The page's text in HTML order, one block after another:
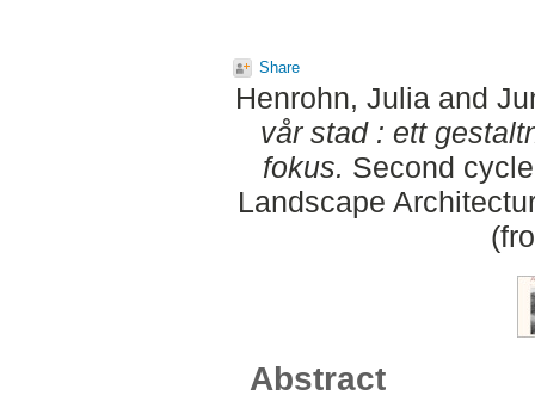
Share
Henrohn, Julia and
vår stad : ett
fokus. Second
Landscape
Abstract